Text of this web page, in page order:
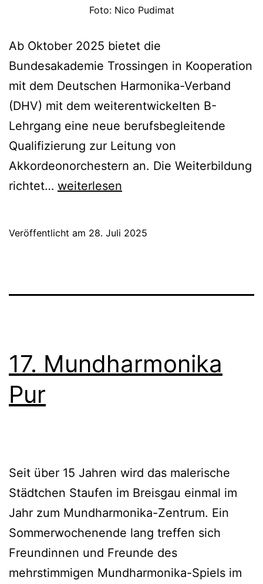
Foto: Nico Pudimat
Ab Oktober 2025 bietet die
Bundesakademie Trossingen in Kooperation
mit dem Deutschen Harmonika-Verband
(DHV) mit dem weiterentwickelten B-
Lehrgang eine neue berufsbegleitende
Qualifizierung zur Leitung von
Akkordeonorchestern an. Die Weiterbildung
richtet… Neue
weiterlesen
Veröffentlicht am 28. Juli 2025
17. Mundharmonika
Pur
Seit über 15 Jahren wird das malerische
Städtchen Staufen im Breisgau einmal im
Jahr zum Mundharmonika-Zentrum. Ein
Sommerwochenende lang treffen sich
Freundinnen und Freunde des
mehrstimmigen Mundharmonika-Spiels im